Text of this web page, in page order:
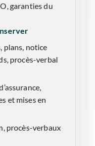
garanties du
plans, notice
procès-verbal
et mises en
procès-verbaux